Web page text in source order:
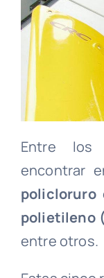
Entre los
encontrar
policloruro
polietileno
entre otros.